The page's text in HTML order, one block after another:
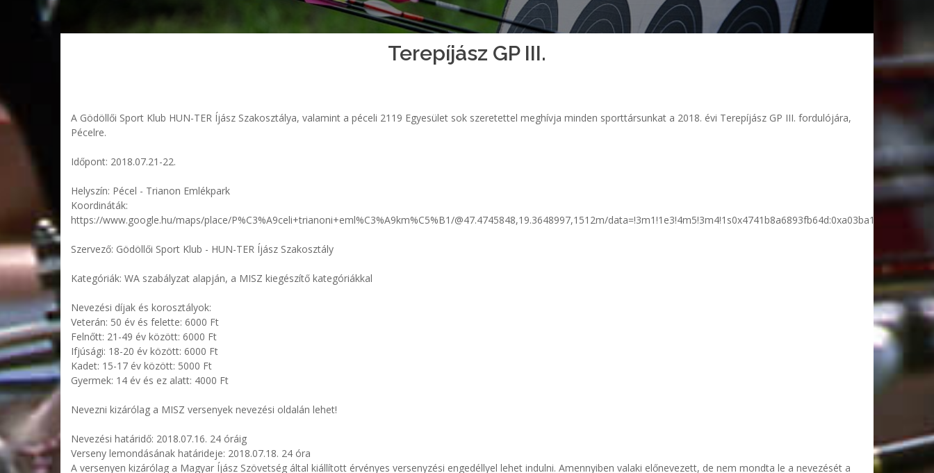
Terepíjász GP III.
A Gödöllői Sport Klub HUN-TER Íjász Szakosztálya, valamint a péceli 2119 Egyesület sok szeretettel meghívja minden sporttársunkat a 2018. évi Terepíjász GP III. fordulójára,
Pécelre.
Időpont: 2018.07.21-22.
Helyszín: Pécel - Trianon Emlékpark
Koordináták:
https://www.google.hu/maps/place/P%C3%A9celi+trianoni+eml%C3%A9km%C5%B1/@47.4745848,19.3648997,1512m/
Szervező: Gödöllői Sport Klub - HUN-TER Íjász Szakosztály
Kategóriák: WA szabályzat alapján, a MISZ kiegészítő kategóriákkal
Nevezési díjak és korosztályok:
Veterán: 50 év és felette: 6000 Ft
Felnőtt: 21-49 év között: 6000 Ft
Ifjúsági: 18-20 év között: 6000 Ft
Kadet: 15-17 év között: 5000 Ft
Gyermek: 14 év és ez alatt: 4000 Ft
Nevezni kizárólag a MISZ versenyek nevezési oldalán lehet!
Nevezési határidő: 2018.07.16. 24 óráig
Verseny lemondásának határideje: 2018.07.18. 24 óra
A versenyen kizárólag a Magyar Íjász Szövetség által kiállított érvényes versenyzési engedéllyel lehet indulni. Amennyiben valaki előnevezett, de nem mondta le a nevezését a